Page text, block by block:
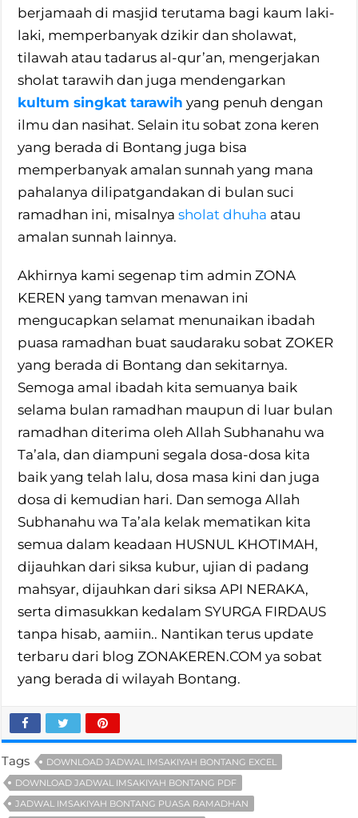
berjamaah di masjid terutama bagi kaum laki-
laki, memperbanyak dzikir dan sholawat,
tilawah atau tadarus al-qur’an, mengerjakan
sholat tarawih dan juga mendengarkan
kultum singkat tarawih yang penuh dengan
ilmu dan nasihat. Selain itu sobat zona keren
yang berada di Bontang juga bisa
memperbanyak amalan sunnah yang mana
pahalanya dilipatgandakan di bulan suci
ramadhan ini, misalnyasholat dhuha atau
amalan sunnah lainnya.
Akhirnya kami segenap tim admin ZONA
KEREN yang tamvan menawan ini
mengucapkan selamat menunaikan ibadah
puasa ramadhan buat saudaraku sobat ZOKER
yang berada di Bontang dan sekitarnya.
Semoga amal ibadah kita semuanya baik
selama bulan ramadhan maupun di luar bulan
ramadhan diterima oleh Allah Subhanahu wa
Ta’ala, dan diampuni segala dosa-dosa kita
baik yang telah lalu, dosa masa kini dan juga
dosa di kemudian hari. Dan semoga Allah
Subhanahu wa Ta’ala kelak mematikan kita
semua dalam keadaan HUSNUL KHOTIMAH,
dijauhkan dari siksa kubur, ujian di padang
mahsyar, dijauhkan dari siksa API NERAKA,
serta dimasukkan kedalam SYURGA FIRDAUS
tanpa hisab, aamiin.. Nantikan terus update
terbaru dari blog ZONAKEREN.COM ya sobat
yang berada di wilayah Bontang.
Tags
DOWNLOAD JADWAL IMSAKIYAH BONTANG EXCEL
DOWNLOAD JADWAL IMSAKIYAH BONTANG PDF
JADWAL IMSAKIYAH BONTANG PUASA RAMADHAN